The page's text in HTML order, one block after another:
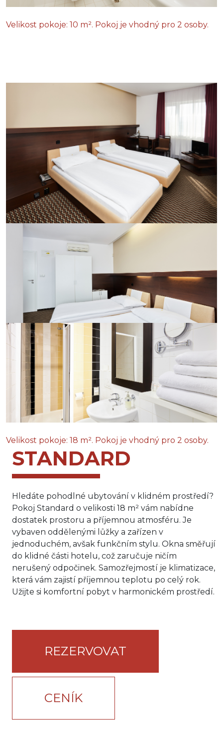
Velikost pokoje: 10 m². Pokoj je vhodný pro 2 osoby.
Velikost pokoje: 18 m². Pokoj je vhodný pro 2 osoby.
STANDARD
Hledáte pohodlné ubytování v klidném prostředí?
Pokoj Standard o velikosti 18 m² vám nabídne
dostatek prostoru a příjemnou atmosféru. Je
vybaven oddělenými lůžky a zařízen v
jednoduchém, avšak funkčním stylu. Okna směřují
do klidné části hotelu, což zaručuje ničím
nerušený odpočinek. Samozřejmostí je klimatizace,
která vám zajistí příjemnou teplotu po celý rok.
Užijte si komfortní pobyt v harmonickém prostředí.
REZERVOVAT
CENÍK